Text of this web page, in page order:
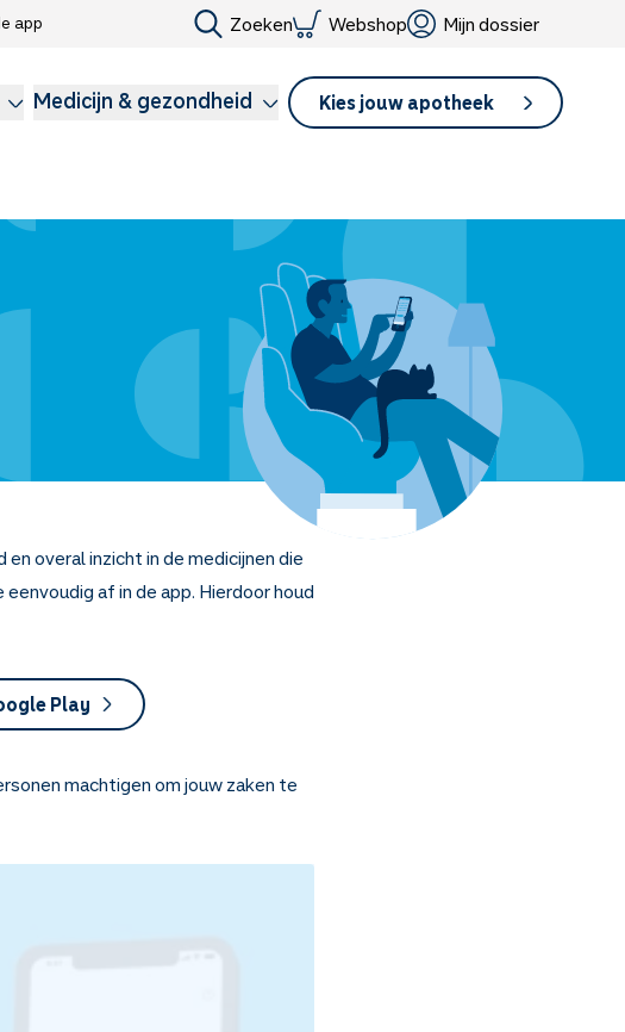
app Zoeken Webshop Mijn dossier
Medicijn & gezondheid Kies jouw apotheek
overal inzicht in de medicijnen die
af in de app. Hierdoor houd
Play
machtigen om jouw zaken te